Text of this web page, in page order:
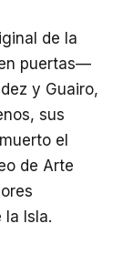
de la
puertas—
y Guairo,
sus
el
de Arte
Isla.